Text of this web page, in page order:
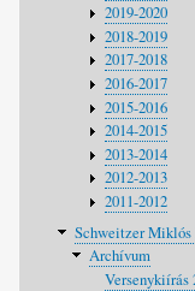
2019-2020
2018-2019
2017-2018
2016-2017
2015-2016
2014-2015
2013-2014
2012-2013
2011-2012
Schweitzer
Archívum
Versenykiírás